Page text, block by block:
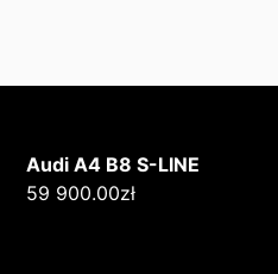
Audi A4 B8 S-LINE
59 900.00zł